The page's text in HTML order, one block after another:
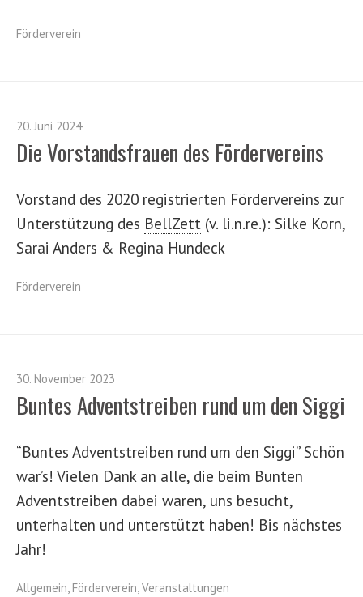
Förderverein
20. Juni 2024
Die Vorstandsfrauen des Fördervereins
Vorstand des 2020 registrierten Fördervereins zur
Unterstützung des BellZett (v. li.n.re.): Silke Korn,
Sarai Anders & Regina Hundeck
Förderverein
30. November 2023
Buntes Adventstreiben rund um den Siggi
“Buntes Adventstreiben rund um den Siggi” Schön
war’s! Vielen Dank an alle, die beim Bunten
Adventstreiben dabei waren, uns besucht,
unterhalten und unterstützt haben! Bis nächstes
Jahr!
Allgemein, Förderverein,Veranstaltungen